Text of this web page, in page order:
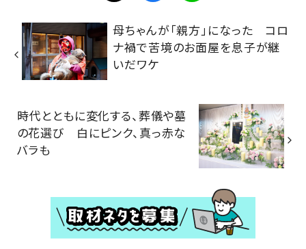
母ちゃんが「親方」になった コロ
ナ禍で苦境のお面屋を息子が継
いだワケ
時代とともに変化する、葬儀や墓
の花選び 白にピンク、真っ赤な
バラも